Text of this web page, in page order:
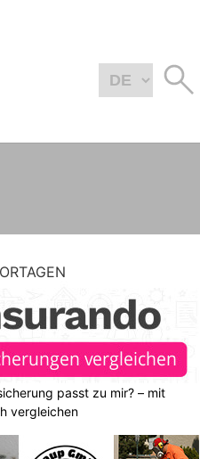
passt zu mir? – mit
vergleichen